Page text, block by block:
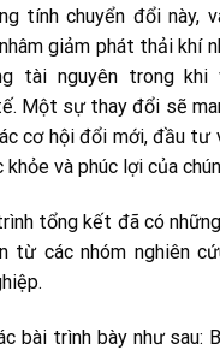
tính chuyển đổi này,
giảm phát thải khí
tài nguyên trong
Một sự thay đổi sẽ
cơ hội đổi mới, đầu tư
và phúc lợi của
tổng kết đã có
từ các nhóm nghiên
bài trình bày như sau: